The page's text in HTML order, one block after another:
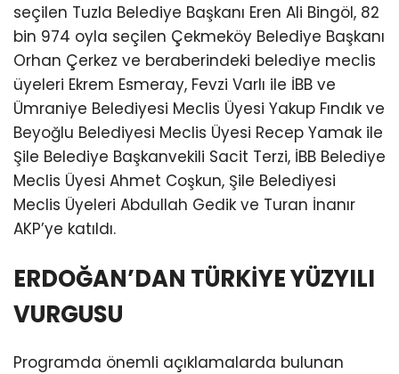
seçilen Tuzla Belediye Başkanı Eren Ali Bingöl, 82
bin 974 oyla seçilen Çekmeköy Belediye Başkanı
Orhan Çerkez ve beraberindeki belediye meclis
üyeleri Ekrem Esmeray, Fevzi Varlı ile İBB ve
Ümraniye Belediyesi Meclis Üyesi Yakup Fındık ve
Beyoğlu Belediyesi Meclis Üyesi Recep Yamak ile
Şile Belediye Başkanvekili Sacit Terzi, İBB Belediye
Meclis Üyesi Ahmet Coşkun, Şile Belediyesi
Meclis Üyeleri Abdullah Gedik ve Turan İnanır
AKP’ye katıldı.
ERDOĞAN’DAN TÜRKİYE YÜZYILI
VURGUSU
Programda önemli açıklamalarda bulunan